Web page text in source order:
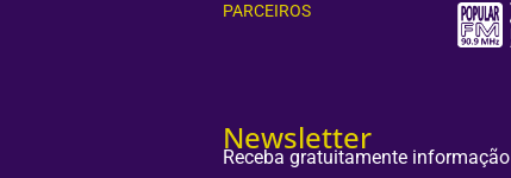
PARCEIROS
Newsletter
Receba gratuitamente informação